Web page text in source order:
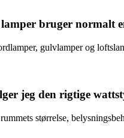
bruger normalt
gulvlamper og
jeg den rigtige
størrelse,